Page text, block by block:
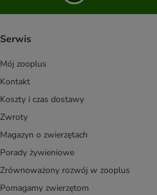
Serwis
Mój zooplus
Kontakt
Koszty i czas dostawy
Zwroty
Magazyn o zwierzętach
Porady żywieniowe
Zrównoważony rozwój w zooplus
Pomagamy zwierzętom